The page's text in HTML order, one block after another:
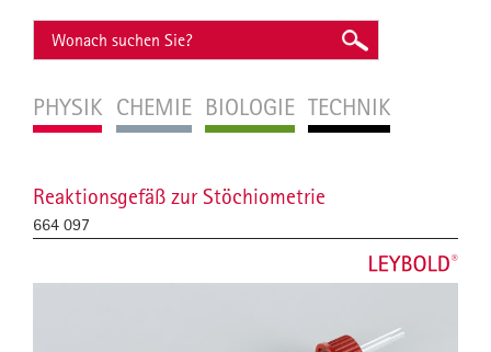
PHYSIK CHEMIE BIOLOGIE TECHNIK
Reaktionsgefäß zur Stöchiometrie
664 097